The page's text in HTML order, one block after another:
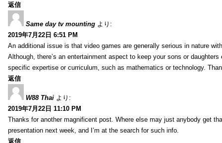
返信
Same day tv mounting より:
2019年7月22日 6:51 PM
An additional issue is that video games are generally serious in nature
Although, there’s an entertainment aspect to keep your sons or
specific expertise or curriculum, such as mathematics or technology.
返信
W88 Thai より:
2019年7月22日 11:10 PM
Thanks for another magnificent post. Where else may just anybody get
presentation next week, and I’m at the search for such info.
返信